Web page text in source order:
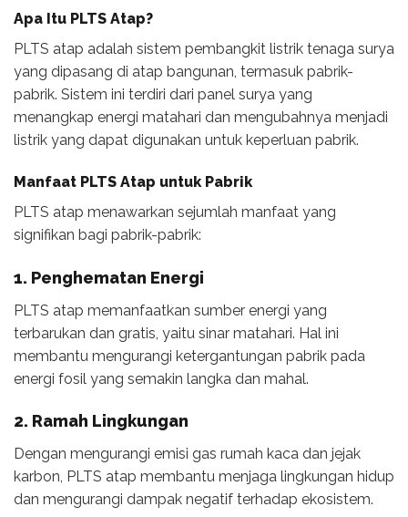
Apa Itu PLTS Atap?
PLTS atap adalah sistem pembangkit listrik tenaga surya
yang dipasang di atap bangunan, termasuk pabrik-
pabrik. Sistem ini terdiri dari panel surya yang
menangkap energi matahari dan mengubahnya menjadi
listrik yang dapat digunakan untuk keperluan pabrik.
Manfaat PLTS Atap untuk Pabrik
PLTS atap menawarkan sejumlah manfaat yang
signifikan bagi pabrik-pabrik:
1. Penghematan Energi
PLTS atap memanfaatkan sumber energi yang
terbarukan dan gratis, yaitu sinar matahari. Hal ini
membantu mengurangi ketergantungan pabrik pada
energi fosil yang semakin langka dan mahal.
2. Ramah Lingkungan
Dengan mengurangi emisi gas rumah kaca dan jejak
karbon, PLTS atap membantu menjaga lingkungan hidup
dan mengurangi dampak negatif terhadap ekosistem.